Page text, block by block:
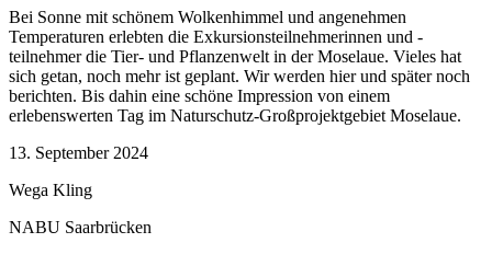
Bei Sonne mit schönem Wolkenhimmel und angenehmen
Temperaturen erlebten die Exkursionsteilnehmerinnen und -
teilnehmer die Tier- und Pflanzenwelt in der Moselaue. Vieles hat
sich getan, noch mehr ist geplant. Wir werden hier und später noch
berichten. Bis dahin eine schöne Impression von einem
erlebenswerten Tag im Naturschutz-Großprojektgebiet Moselaue.
13. September 2024
Wega Kling
NABU Saarbrücken